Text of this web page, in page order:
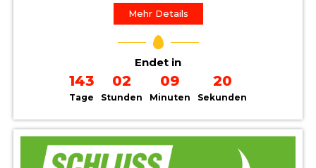
Mehr Details
Endet in
143
Tage
02
Stunden
09
Minuten
19
Sekunden